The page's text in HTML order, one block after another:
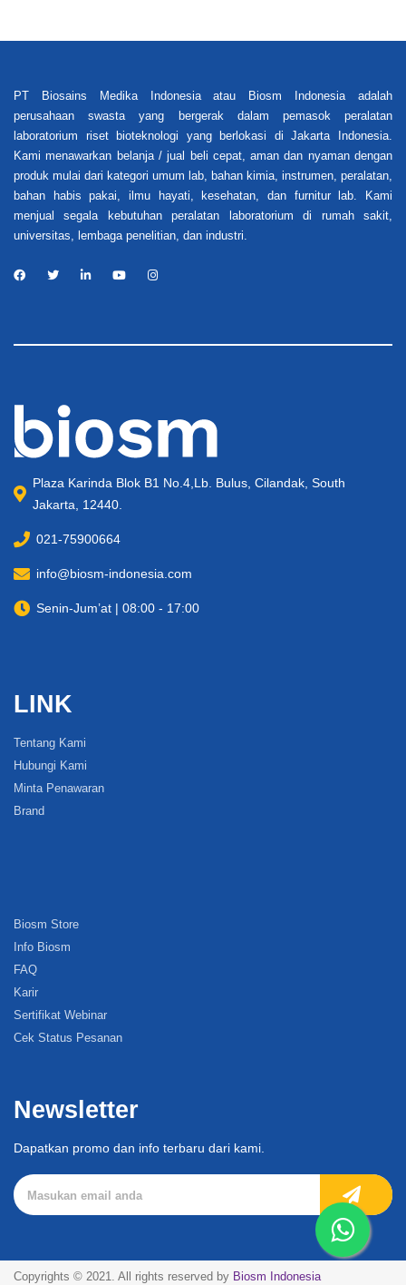
PT Biosains Medika Indonesia atau Biosm Indonesia adalah
perusahaan swasta yang bergerak dalam pemasok peralatan
laboratorium riset bioteknologi yang berlokasi di Jakarta Indonesia.
Kami menawarkan belanja / jual beli cepat, aman dan nyaman dengan
produk mulai dari kategori umum lab, bahan kimia, instrumen, peralatan,
bahan habis pakai, ilmu hayati, kesehatan, dan furnitur lab. Kami
menjual segala kebutuhan peralatan laboratorium di rumah sakit,
universitas, lembaga penelitian, dan industri.
Plaza Karinda Blok B1 No.4,Lb. Bulus, Cilandak, South
Jakarta, 12440.
021-75900664
info@biosm-indonesia.com
Senin-Jum’at | 08:00 - 17:00
LINK
Tentang Kami
Hubungi Kami
Minta Penawaran
Brand
Biosm Store
Info Biosm
FAQ
Karir
Sertifikat Webinar
Cek Status Pesanan
Newsletter
Dapatkan promo dan info terbaru dari kami.
Copyrights © 2021. All rights reserved by Biosm Indonesia